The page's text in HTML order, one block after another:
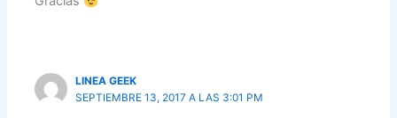
LINEA GEEK
SEPTIEMBRE 13, 2017 A LAS 3:01 PM